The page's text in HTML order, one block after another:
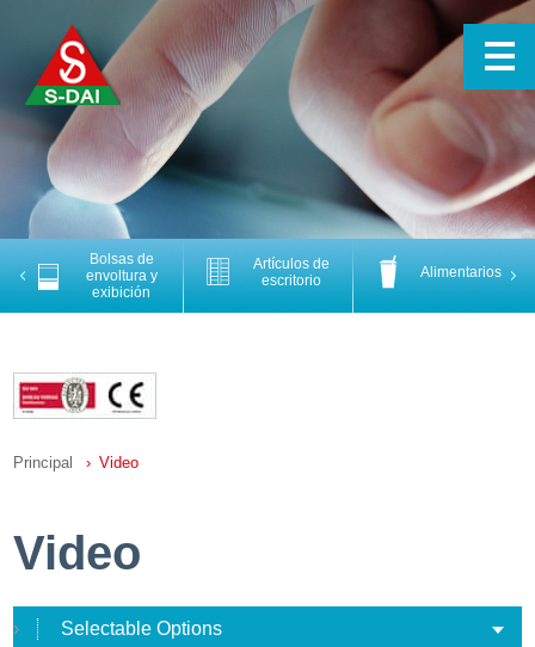
Previous
Bolsas de
envoltura y
exibición
Artículos de
escritorio
Alimentarios
Principal Video
Video
Selectable Options